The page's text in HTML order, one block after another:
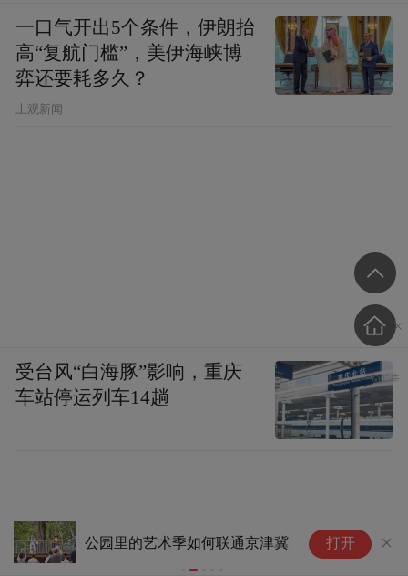
公园里的艺术季如何联通京津冀 打开
一口气开出5个条件，伊朗抬
高“复航门槛”，美伊海峡博
弈还要耗多久？
上观新闻
受台风“白海豚”影响，重庆
车站停运列车14趟